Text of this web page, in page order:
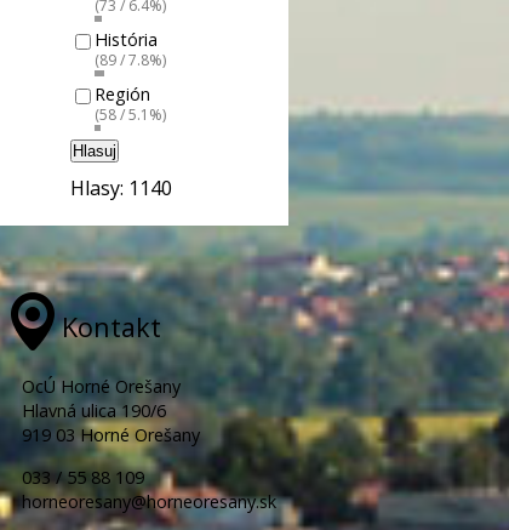
(73 / 6.4%)
História
(89 / 7.8%)
Región
(58 / 5.1%)
Hlasuj
Hlasy: 1140
Kontakt
OcÚ Horné Orešany
Hlavná ulica 190/6
919 03 Horné Orešany
033 / 55 88 109
horneoresany@horneoresany.sk